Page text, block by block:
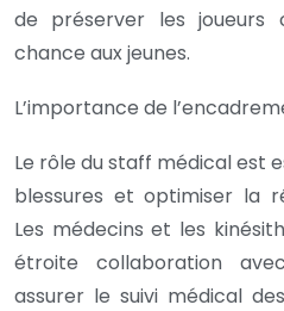
de préserver les
chance aux jeunes.
L’importance de
Le rôle du staff médical est
blessures et optimiser la
Les médecins et les
étroite collaboration
assurer le suivi médical